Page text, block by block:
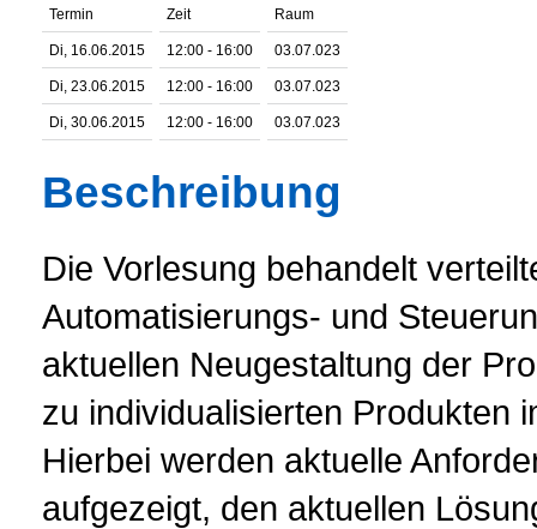
Termin Zeit Raum
Di, 16.06.2015 12:00 - 16:00 03.07.023
Di, 23.06.2015 12:00 - 16:00 03.07.023
Di, 30.06.2015 12:00 - 16:00 03.07.023
Beschreibung
Die Vorlesung behandelt
Automatisierungs- und
aktuellen Neugestaltung der
zu individualisierten Produkten
Hierbei werden aktuelle
aufgezeigt, den aktuellen